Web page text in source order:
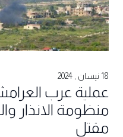
18 نيسان , 2024
عملية عرب
منظومة الانذار
مقتل